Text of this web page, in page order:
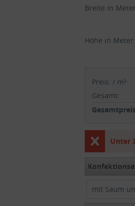
Breite in
Höhe in Meter:
Preis: / m²:
Gesamt:
Unter
mit Saum